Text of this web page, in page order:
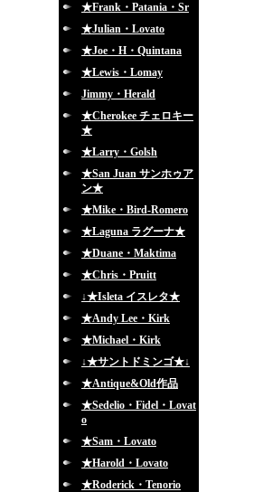
★Frank・Patania・Sr
★Julian・Lovato
★Joe・H・Quintana
★Lewis・Lomay
Jimmy・Herald
★Cherokee チェロキー
★
★Larry・Golsh
★San Juan サンホゥア
ン★
★Mike・Bird-Romero
★Laguna ラグーナ★
★Duane・Maktima
★Chris・Pruitt
↓★Isleta イスレタ★
★Andy Lee・Kirk
★Michael・Kirk
↓★サントドミンゴ★↓
★Antique&Old作品
★Sedelio・Fidel・Lovat
o
★Sam・Lovato
★Harold・Lovato
★Roderick・Tenorio